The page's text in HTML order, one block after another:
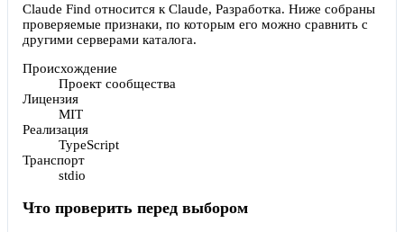
Claude Find относится к Claude, Разработка. Ниже собраны
проверяемые признаки, по которым его можно сравнить с
другими серверами каталога.
Происхождение
Проект сообщества
Лицензия
MIT
Реализация
TypeScript
Транспорт
stdio
Что проверить перед выбором